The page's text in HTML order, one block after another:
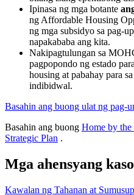
Ipinasa ng mga botante
ng Affordable Housing
ng mga subsidyo sa pag-
napakababa ang kita.
Nakipagtulungan sa
pagpopondo ng estado
housing at pabahay para
indibidwal.
Basahin ang buong ulat ng pag-
Basahin ang buong Home by the
Strategic Plan .
Mga ahensyang
Kawalan ng Tahanan at